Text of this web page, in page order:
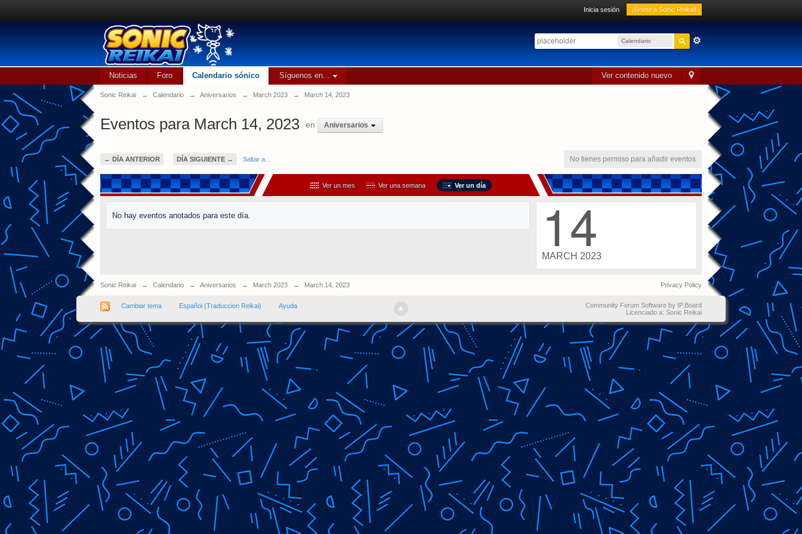
Inicia sesión ¡Únete a Sonic Reikai!
Calendario
sónico
Ver contenido nuevo
Noticias Foro Calendario sónico Síguenos en...
Sonic Reikai → Calendario → Aniversarios → March 2023 → March 14, 2023
Eventos para March 14, 2023 en Aniversarios
← DÍA ANTERIOR DÍA SIGUIENTE → Saltar a... No tienes permiso para añadir eventos
Ver un mes Ver una semana Ver un día
No hay eventos anotados para este día. 14
MARCH 2023
Sonic Reikai → Calendario → Aniversarios → March 2023 → March 14, 2023 Privacy Policy
Cambiar tema Español (Traduccion Reikai) Ayuda
Community Forum Software by IP.Board
Licenciado a: Sonic Reikai